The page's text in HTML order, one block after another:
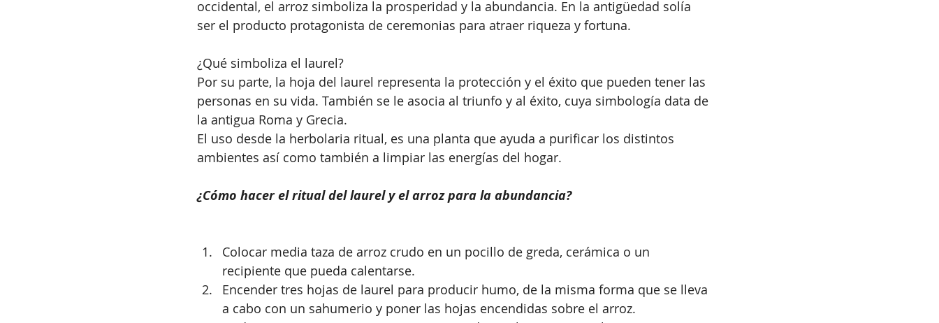
occidental, el arroz simboliza la prosperidad y la abundancia. En la antigüedad solía
ser el producto protagonista de ceremonias para atraer riqueza y fortuna.
¿Qué simboliza el laurel?
Por su parte, la hoja del laurel representa la protección y el éxito que pueden tener las
personas en su vida. También se le asocia al triunfo y al éxito, cuya simbología data de
la antigua Roma y Grecia.
El uso desde la herbolaria ritual, es una planta que ayuda a purificar los distintos
ambientes así como también a limpiar las energías del hogar.
¿Cómo hacer el ritual del laurel y el arroz para la abundancia?
Colocar media taza de arroz crudo en un pocillo de greda, cerámica o un
recipiente que pueda calentarse.
Encender tres hojas de laurel para producir humo, de la misma forma que se lleva
a cabo con un sahumerio y poner las hojas encendidas sobre el arroz.